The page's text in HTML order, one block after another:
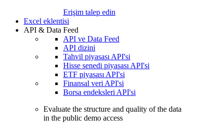
Erişim talep edin
Excel eklentisi
API & Data Feed
API ve Data Feed
API dizini
Tahvil piyasası API'si
Hisse senedi piyasası API'si
ETF piyasası API'si
Finansal veri API'si
Borsa endeksleri API'si
Evaluate the structure and quality of the data
in the public demo access